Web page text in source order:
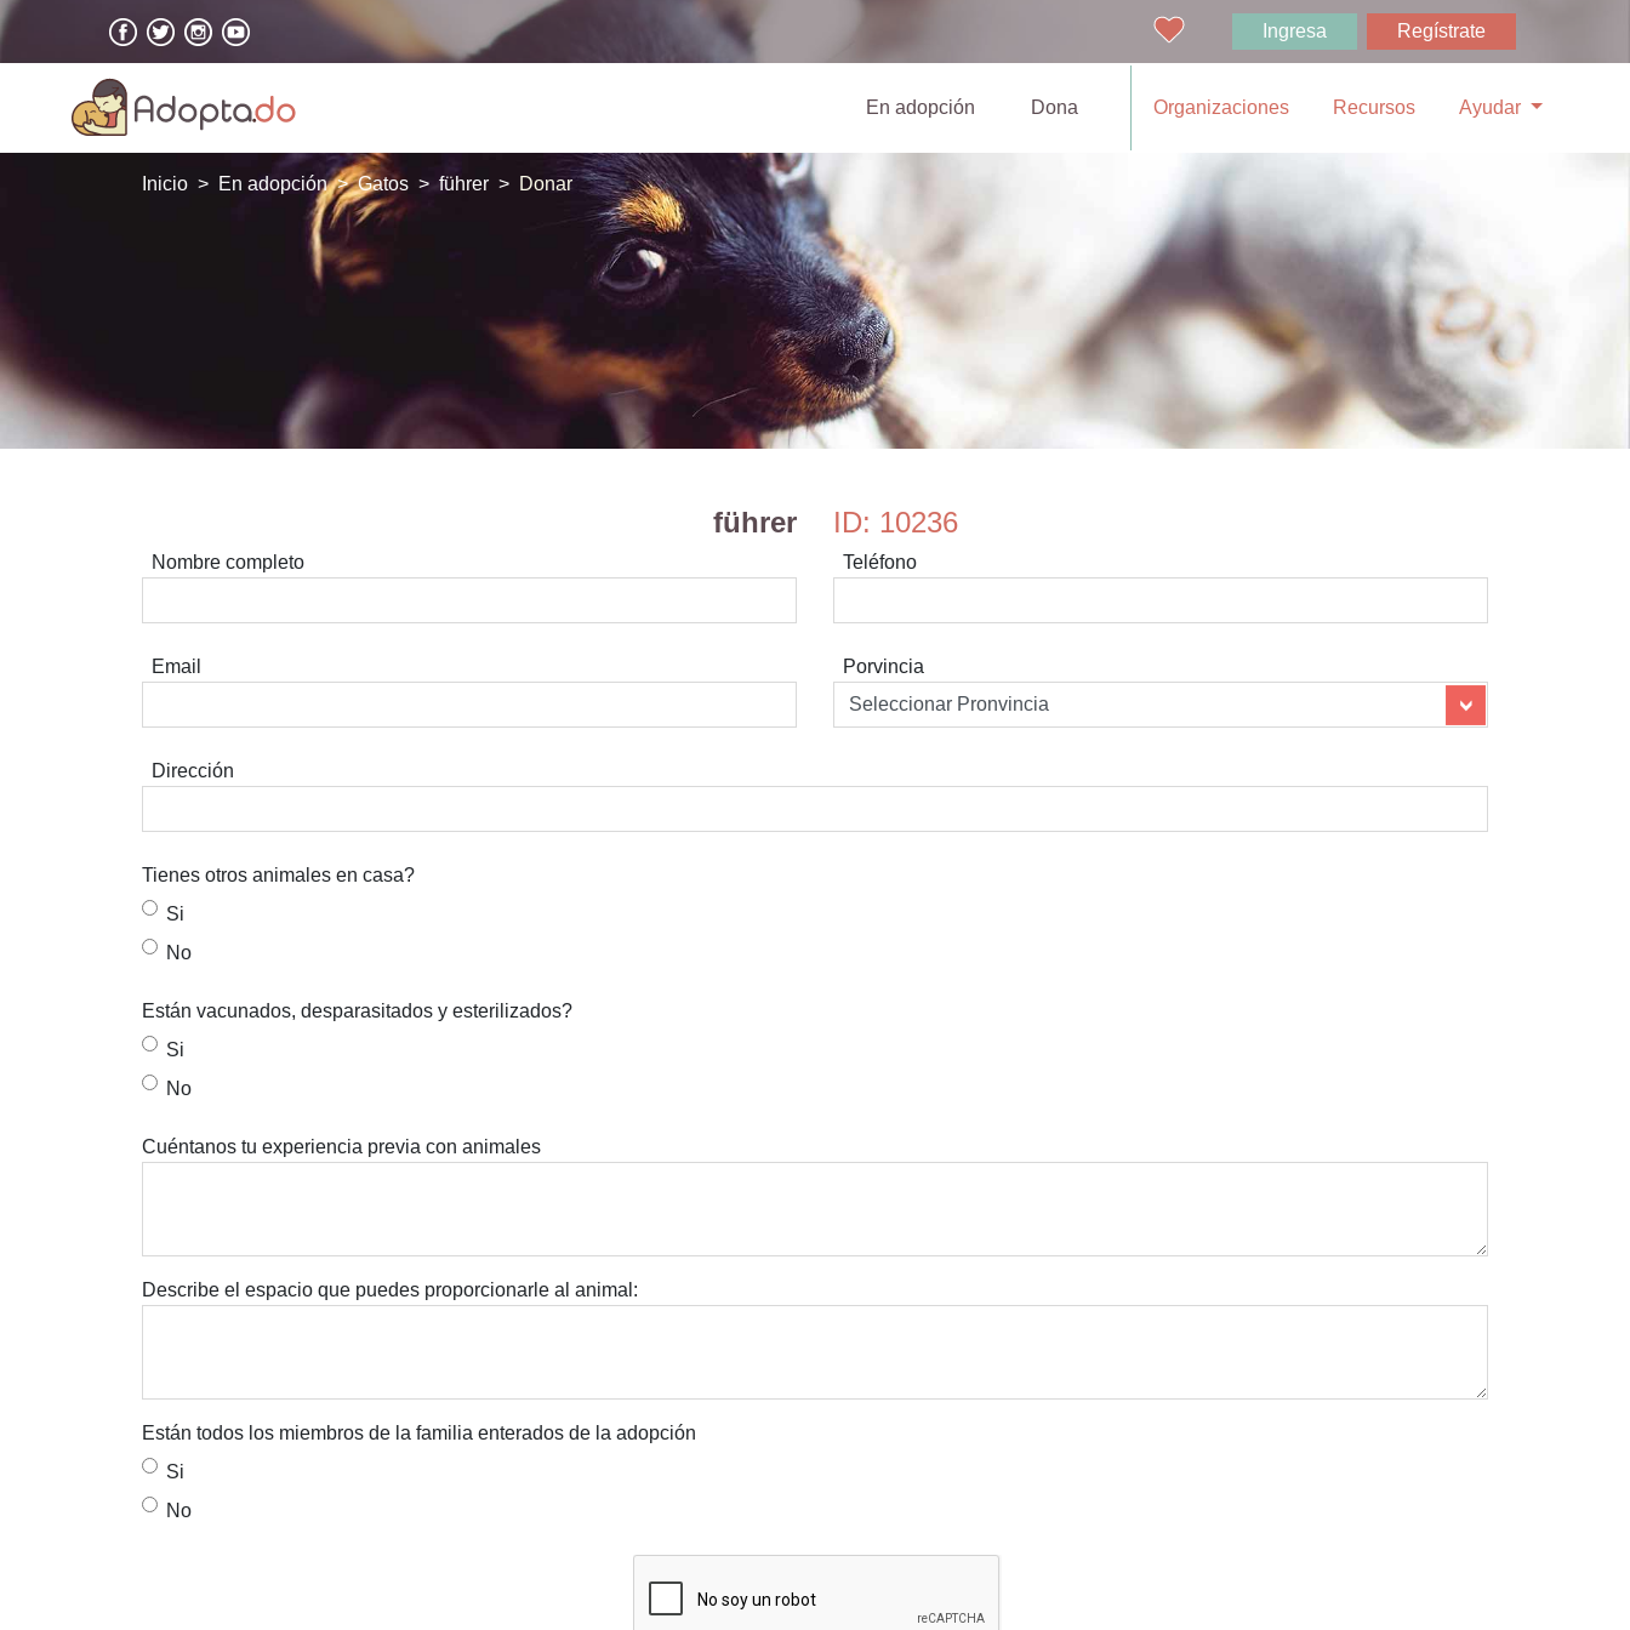
Ingresa Regístrate
En adopción (current)Dona Organizaciones Recursos Ayudar
Inicio En adopción Gatos führer Donar
führer ID: 10236
Nombre completo Teléfono
Email Porvincia
Dirección
Tienes otros animales en casa?
Si
No
Están vacunados, desparasitados y esterilizados?
Si
No
Cuéntanos tu experiencia previa con animales
Describe el espacio que puedes proporcionarle al animal:
Están todos los miembros de la familia enterados de la adopción
Si
No